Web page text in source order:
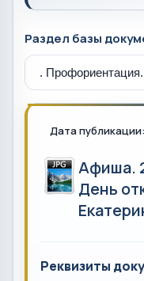
Раздел базы
Дата публикации:
Афиша.
День
Реквизиты